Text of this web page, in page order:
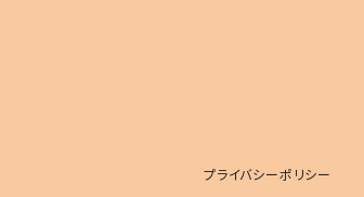
プライバシーポリシー